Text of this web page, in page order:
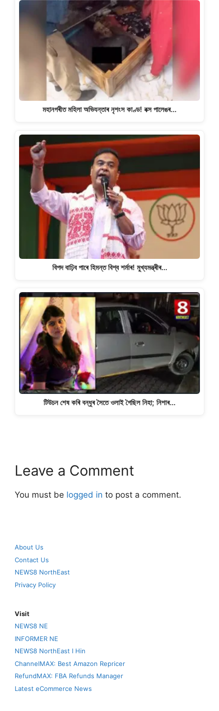
মহানগৰীত মহিলা অভিযন্তাৰ নৃশংস কাণ্ড! বক্স পালেঙৰ…
বিপদ বাঢ়িব পাৰে হিমন্ত বিশ্ব শৰ্মাৰ! মুখ্যমন্ত্ৰীৰ…
টিউচন শেষ কৰি বন্ধুৰ সৈতে ওলাই গৈছিল নিহা; নিশাৰ…
Leave a Comment
You must be logged in to post a comment.
About Us
Contact Us
NEWS8 NorthEast
Privacy Policy
Visit
NEWS8 NE
INFORMER NE
NEWS8 NorthEast I Hin
ChannelMAX: Best Amazon Repricer
RefundMAX: FBA Refunds Manager
Latest eCommerce News